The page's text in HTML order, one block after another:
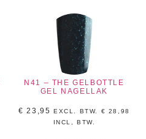
N41 – THE GELBOTTLE
GEL NAGELLAK
€ 23,95 EXCL. BTW. € 28,98
INCL, BTW.